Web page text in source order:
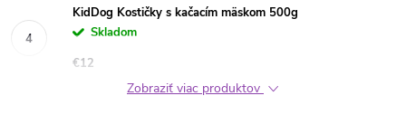
KidDog Kostičky s kačacím mäskom 500g
Skladom
€12
Zobraziť viac produktov